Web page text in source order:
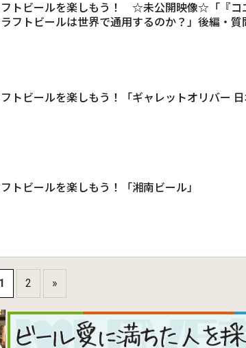
フトビールを楽しもう！ ☆未公開映像☆「『コ
フトビールは世界で通用するのか？」後編・質
トビールを楽しもう！「ギャレットオリバー
トビールを楽しもう！「湘南ビール」
1 2 »